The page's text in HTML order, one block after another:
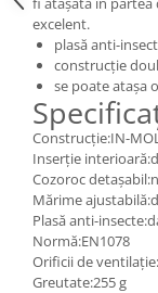
excelent.
plasă anti-
construcție
se poate atașa
Construcţie:IN-
Inserție
Cozoroc
Mărime
Plasă anti-
Normă:EN1078
Orificii de
Greutate:255 g